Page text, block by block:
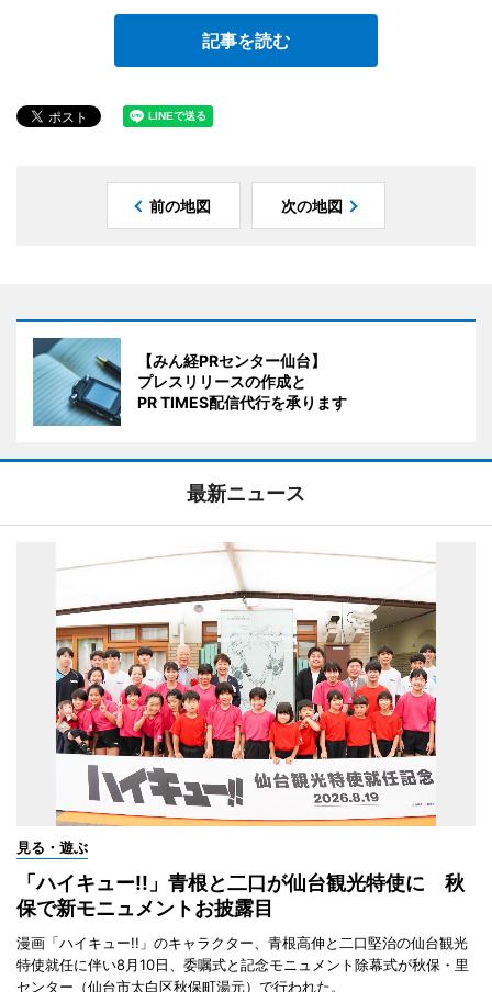
記事を読む
前の地図 次の地図
【みん経PRセンター仙台】
プレスリリースの作成と
PR TIMES配信代行を承ります
最新ニュース
見る・遊ぶ
「ハイキュー!!」青根と二口が仙台観光特使に 秋
保で新モニュメントお披露目
漫画「ハイキュー!!」のキャラクター、青根高伸と二口堅治の仙台観光
特使就任に伴い8月10日、委嘱式と記念モニュメント除幕式が秋保・里
センター（仙台市太白区秋保町湯元）で行われた。